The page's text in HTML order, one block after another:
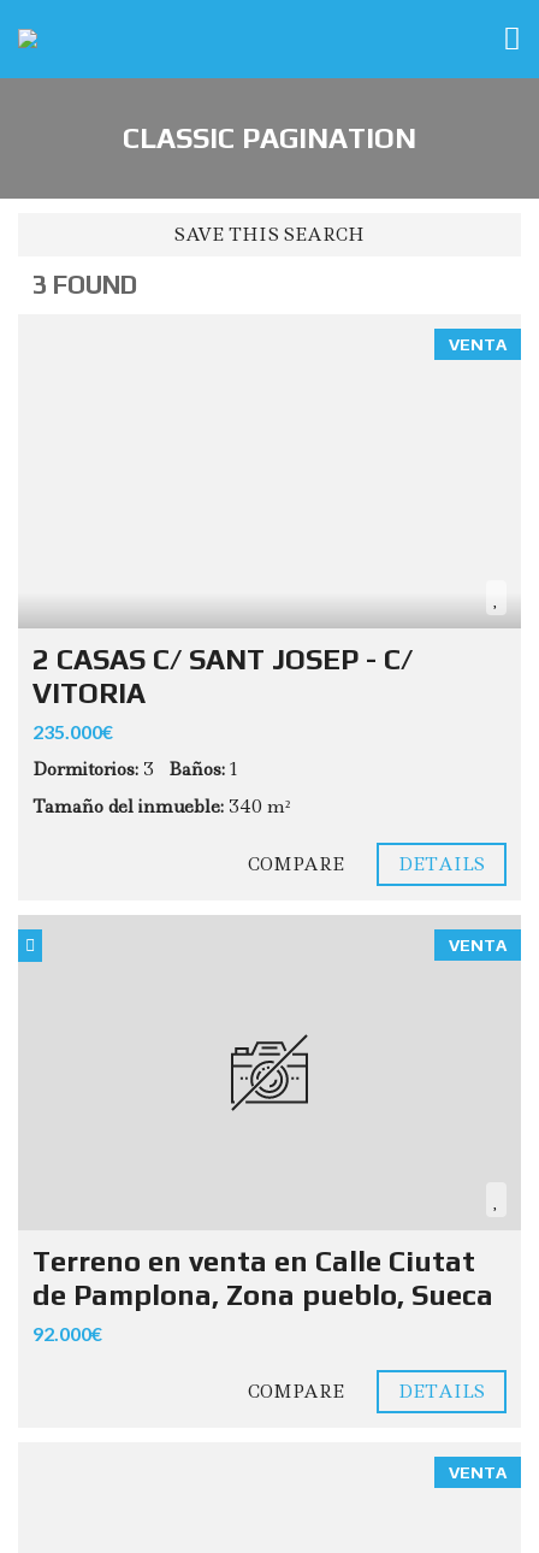
CLASSIC PAGINATION
SAVE THIS SEARCH
3 FOUND
VENTA
2 CASAS C/ SANT JOSEP - C/
VITORIA
235.000€
Dormitorios: 3 Baños: 1
Tamaño del inmueble: 340 m²
COMPARE DETAILS
VENTA
Terreno en venta en Calle Ciutat
de Pamplona, Zona pueblo, Sueca
92.000€
COMPARE DETAILS
VENTA